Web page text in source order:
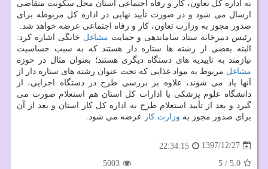
به اداره كل تعاون، كار و رفاه اجتماعی استان محل سكونت متقاضی
ارسال می شود و در صورت تأیید نهایی در اداره كل مربوطه برای
صدور مجوز به وزارت تعاون، كار و رفاه اجتماعی عرضه خواهد شد.
رئیس دبیرخانه ستاد ساماندهی و حمایت مشاغل خانگی اشاره كرد:
البته بعضی از رشته ها ستاره دار هستند كه به سبب حساسیت
نیازمند به تاییدیه های دستگاه دیگری هستند؛ بعنوان مثال در حوزه
مشاغل مربوط به مواد غذایی كه تحت عنوان رشته های ستاره دار از
آنها یاد می شوند، علاوه بر بررسی طرح در دستگاه اجرایی، از
دانشگاه علوم پزشكی یا ادارات كل استان هم استعلام صورت می
گیرد و بعد از تأیید استعلام طرح به اداره كل كار استان و بعد از آن
برای صدور مجوز به وزارت كار عرضه می شود.
1397/12/27
22:34:15
5.0
/
5
5003